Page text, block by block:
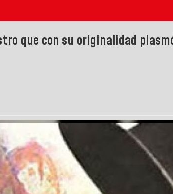
que con su originalidad